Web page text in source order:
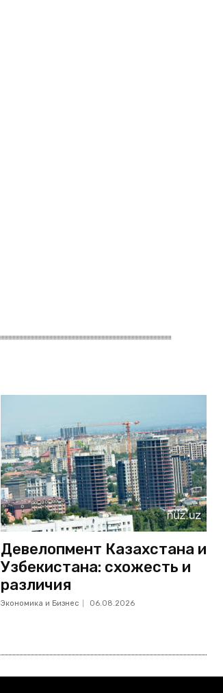
Девелопмент Казахстана и
Узбекистана: схожесть и
различия
Экономика и Бизнес 06.08.2026